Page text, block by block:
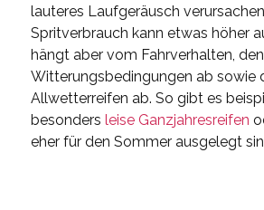
lauteres Laufgeräusch
Spritverbrauch kann etwas höher
hängt aber vom Fahrverhalten,
Witterungsbedingungen ab sowie
Allwetterreifen ab. So gibt es
besonders leise Ganzjahresreifen
eher für den Sommer ausgelegt